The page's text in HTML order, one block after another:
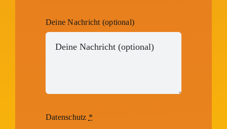
Deine Nachricht (optional)
Datenschutz *